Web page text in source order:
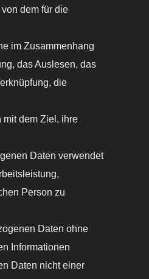
dem für die
im Zusammenhang
das Auslesen, das
die
dem Ziel, ihre
Daten verwendet
Person zu
Daten ohne
Informationen
Daten nicht einer